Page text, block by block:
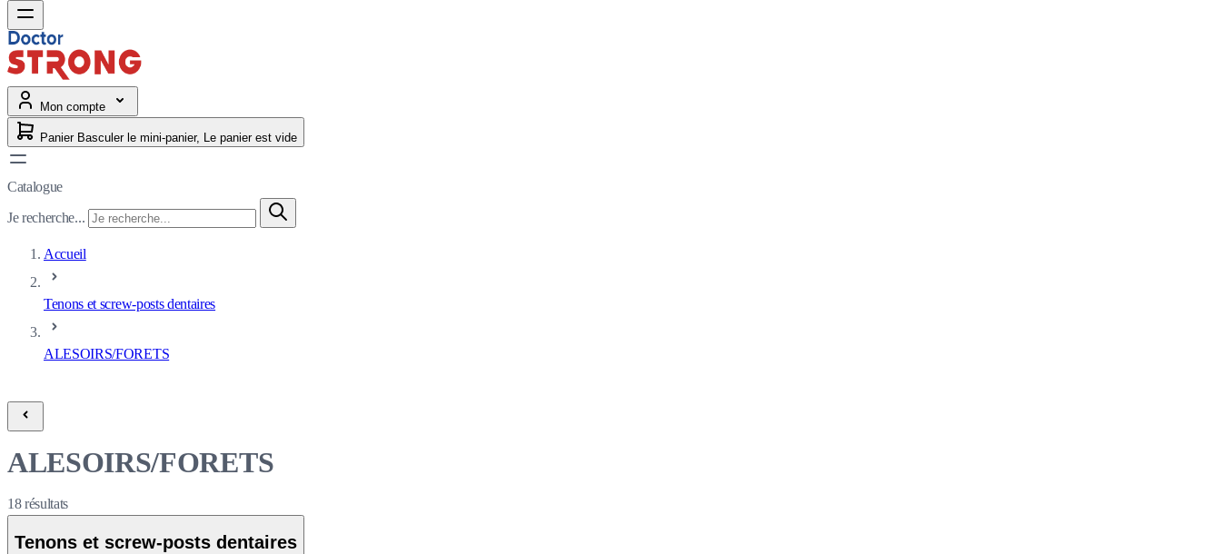
Mon compte
Panier Basculer le mini-panier, Le panier est vide
Catalogue
Je recherche...
Accueil
Tenons et screw-posts dentaires
ALESOIRS/FORETS
ALESOIRS/FORETS
18résultats
Tenons et screw-posts dentaires